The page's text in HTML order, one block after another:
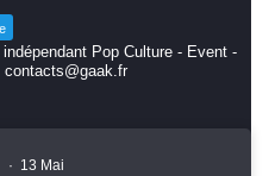
Pop Culture - Event -
contacts@gaak.fr
· 13 Mai